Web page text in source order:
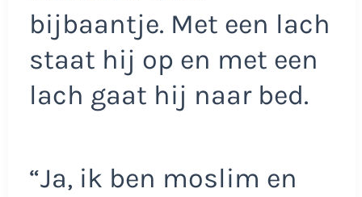
bijbaantje. Met een lach
staat hij op en met een
lach gaat hij naar bed.
“Ja, ik ben moslim en